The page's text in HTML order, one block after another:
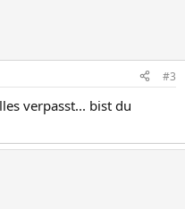
#3
verpasst... bist du